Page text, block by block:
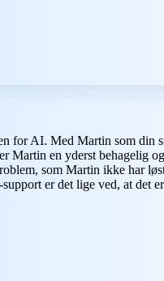
for AI. Med Martin som din
en yderst behagelig
som Martin ikke har
er det lige ved, at det